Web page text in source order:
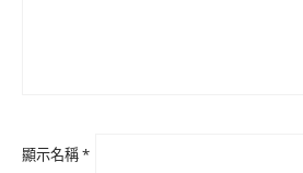
顯示名稱*